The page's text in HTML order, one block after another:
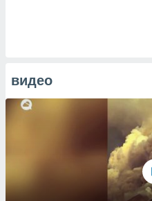
видео